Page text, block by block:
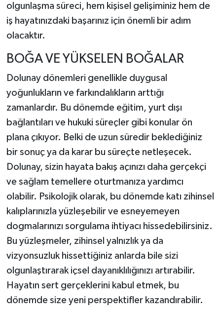
olgunlaşma süreci, hem kişisel gelişiminiz hem de
iş hayatınızdaki başarınız için önemli bir adım
olacaktır.
BOĞA VE YÜKSELEN BOĞALAR
Dolunay dönemleri genellikle duygusal
yoğunlukların ve farkındalıkların arttığı
zamanlardır. Bu dönemde eğitim, yurt dışı
bağlantıları ve hukuki süreçler gibi konular ön
plana çıkıyor. Belki de uzun süredir beklediğiniz
bir sonuç ya da karar bu süreçte netleşecek.
Dolunay, sizin hayata bakış açınızı daha gerçekçi
ve sağlam temellere oturtmanıza yardımcı
olabilir. Psikolojik olarak, bu dönemde katı zihinsel
kalıplarınızla yüzleşebilir ve esneyemeyen
dogmalarınızı sorgulama ihtiyacı hissedebilirsiniz.
Bu yüzleşmeler, zihinsel yalnızlık ya da
vizyonsuzluk hissettiğiniz anlarda bile sizi
olgunlaştırarak içsel dayanıklılığınızı artırabilir.
Hayatın sert gerçeklerini kabul etmek, bu
dönemde size yeni perspektifler kazandırabilir.